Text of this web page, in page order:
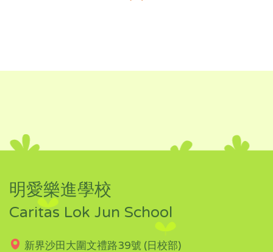
明愛樂進學校
Caritas Lok Jun School
新界沙田大圍文禮路39號 (日校部)